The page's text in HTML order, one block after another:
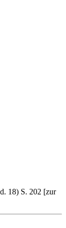
18) S. 202 [zur